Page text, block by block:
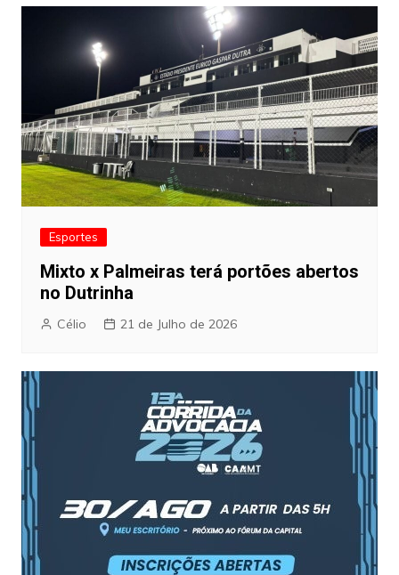
Esportes
Mixto x Palmeiras terá portões abertos
no Dutrinha
Célio 21 de Julho de 2026